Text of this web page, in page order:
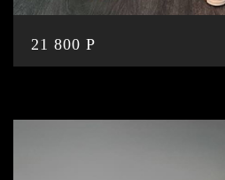
21 800 P